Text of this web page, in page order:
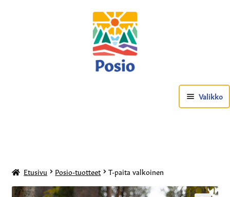
Valikko
Etusivu Posio-tuotteet T-paita valkoinen